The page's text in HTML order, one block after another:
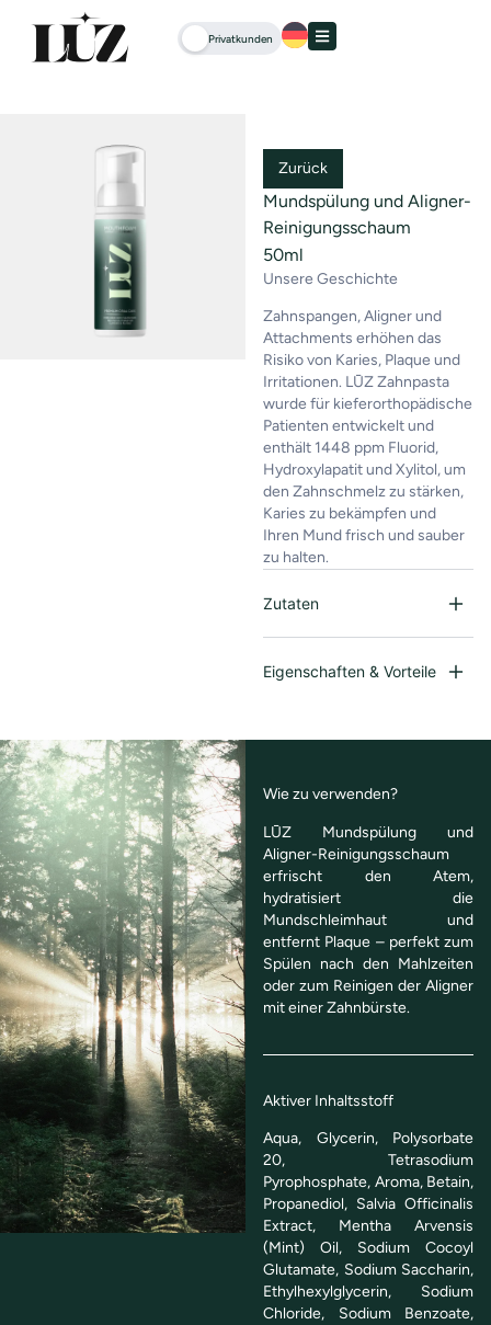
Privatkunden
Zurück
Mundspülung und Aligner-
Reinigungsschaum
50ml
Unsere Geschichte
Zahnspangen, Aligner und
Attachments erhöhen das
Risiko von Karies, Plaque und
Irritationen. LŪZ Zahnpasta
wurde für kieferorthopädische
Patienten entwickelt und
enthält 1448 ppm Fluorid,
Hydroxylapatit und Xylitol, um
den Zahnschmelz zu stärken,
Karies zu bekämpfen und
Ihren Mund frisch und sauber
zu halten.
Zutaten
Eigenschaften & Vorteile
Wie zu verwenden?
LŪZ Mundspülung und
Aligner-Reinigungsschaum
erfrischt den Atem,
hydratisiert die
Mundschleimhaut und
entfernt Plaque – perfekt zum
Spülen nach den Mahlzeiten
oder zum Reinigen der Aligner
mit einer Zahnbürste.
Aktiver Inhaltsstoff
Aqua, Glycerin, Polysorbate
20, Tetrasodium
Pyrophosphate, Aroma, Betain,
Propanediol, Salvia Officinalis
Extract, Mentha Arvensis
(Mint) Oil, Sodium Cocoyl
Glutamate, Sodium Saccharin,
Ethylhexylglycerin, Sodium
Chloride, Sodium Benzoate,